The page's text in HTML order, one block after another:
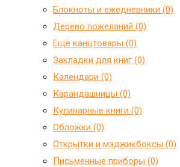
Блокноты и ежедневники (0)
Дерево пожеланий (0)
Ещё канцтовары (0)
Закладки для книг (0)
Календари (0)
Карандашницы (0)
Кулинарные книги (0)
Обложки (0)
Открытки и мэджикбоксы (0)
Письменные приборы (0)